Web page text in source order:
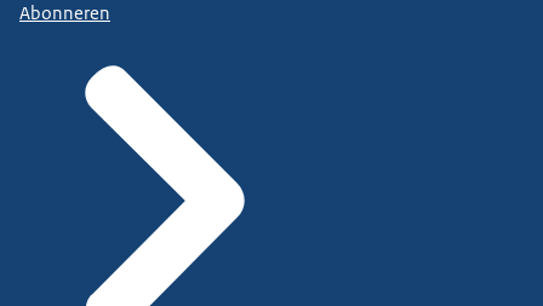
Abonneren